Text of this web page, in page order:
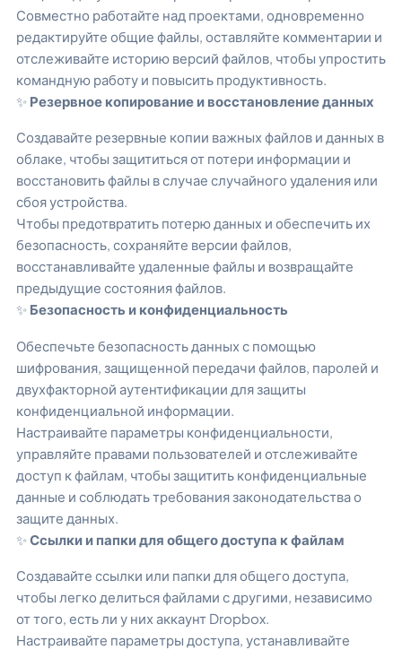
Совместно работайте над проектами, одновременно
редактируйте общие файлы, оставляйте комментарии и
отслеживайте историю версий файлов, чтобы упростить
командную работу и повысить продуктивность.
✨ Резервное копирование и восстановление данных
Создавайте резервные копии важных файлов и данных в
облаке, чтобы защититься от потери информации и
восстановить файлы в случае случайного удаления или
сбоя устройства.
Чтобы предотвратить потерю данных и обеспечить их
безопасность, сохраняйте версии файлов,
восстанавливайте удаленные файлы и возвращайте
предыдущие состояния файлов.
✨ Безопасность и конфиденциальность
Обеспечьте безопасность данных с помощью
шифрования, защищенной передачи файлов, паролей и
двухфакторной аутентификации для защиты
конфиденциальной информации.
Настраивайте параметры конфиденциальности,
управляйте правами пользователей и отслеживайте
доступ к файлам, чтобы защитить конфиденциальные
данные и соблюдать требования законодательства о
защите данных.
✨Ссылки и папки для общего доступа к файлам
Создавайте ссылки или папки для общего доступа,
чтобы легко делиться файлами с другими, независимо
от того, есть ли у них аккаунт Dropbox.
Настраивайте параметры доступа, устанавливайте